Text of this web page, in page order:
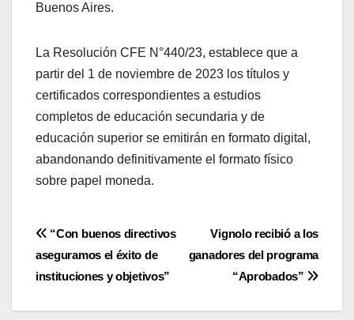
Buenos Aires.​
La Resolución CFE N°440/23, establece que a
partir del 1 de noviembre de 2023 los títulos y
certificados correspondientes a estudios
completos de educación secundaria y de
educación superior se emitirán en formato digital,
abandonando definitivamente el formato físico
sobre papel moneda.
Navegación
de
entradas
Vignolo recibió a los
ganadores del programa
“Aprobados”
“Con buenos directivos
aseguramos el éxito de
instituciones y objetivos”